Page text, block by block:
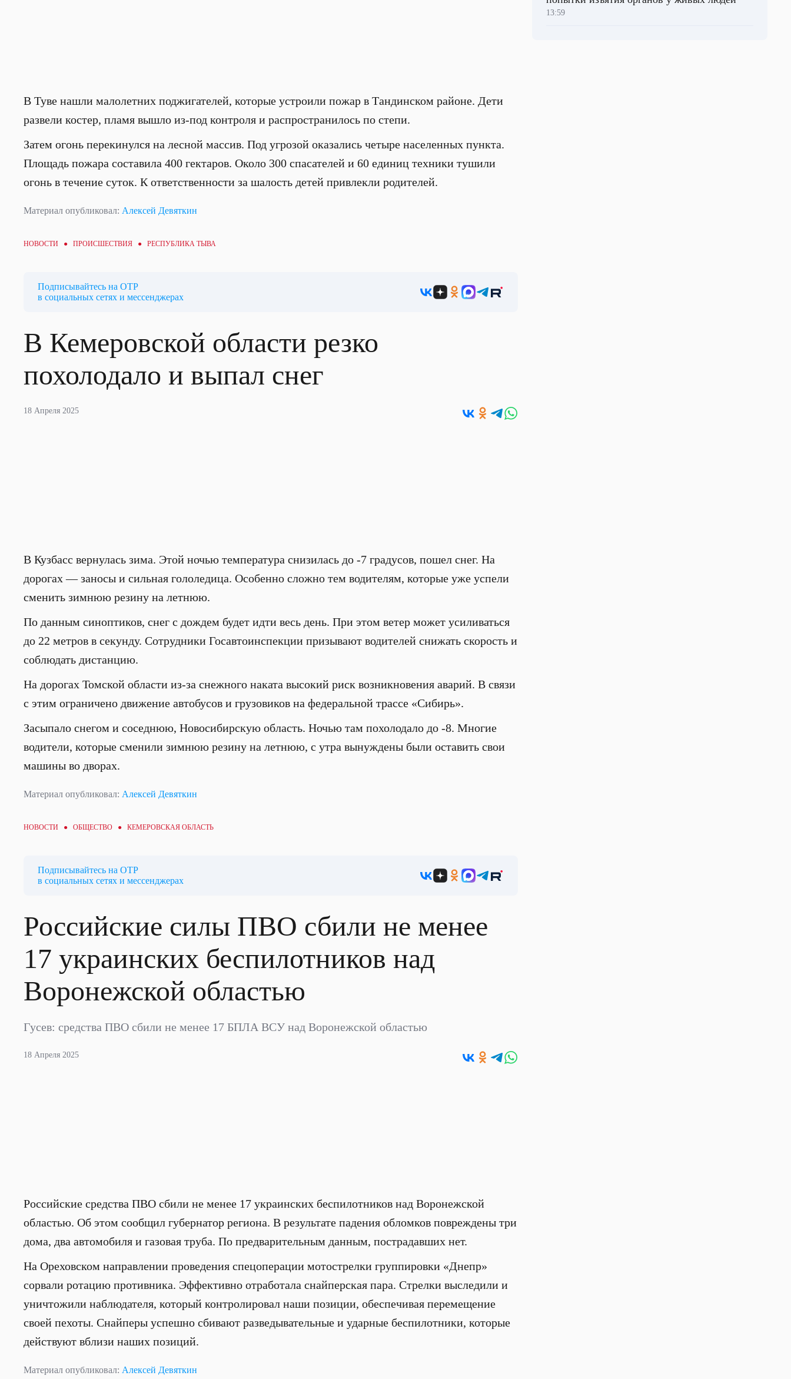
В Туве нашли малолетних поджигателей, которые устроили пожар в Тандинском районе. Дети
развели костер, пламя вышло из-под контроля и распространилось по степи.
Затем огонь перекинулся на лесной массив. Под угрозой оказались четыре населенных пункта.
Площадь пожара составила 400 гектаров. Около 300 спасателей и 60 единиц техники тушили
огонь в течение суток. К ответственности за шалость детей привлекли родителей.
Материал опубликовал: Алексей Девяткин
НОВОСТИ ● ПРОИСШЕСТВИЯ ● РЕСПУБЛИКА ТЫВА
Подписывайтесь на ОТР
в социальных сетях и мессенджерах
В Кемеровской области резко
похолодало и выпал снег
18 Апреля 2025
В Кузбасс вернулась зима. Этой ночью температура снизилась до -7 градусов, пошел снег. На
дорогах — заносы и сильная гололедица. Особенно сложно тем водителям, которые уже успели
сменить зимнюю резину на летнюю.
По данным синоптиков, снег с дождем будет идти весь день. При этом ветер может усиливаться
до 22 метров в секунду. Сотрудники Госавтоинспекции призывают водителей снижать скорость и
соблюдать дистанцию.
На дорогах Томской области из-за снежного наката высокий риск возникновения аварий. В связи
с этим ограничено движение автобусов и грузовиков на федеральной трассе «Сибирь».
Засыпало снегом и соседнюю, Новосибирскую область. Ночью там похолодало до -8. Многие
водители, которые сменили зимнюю резину на летнюю, с утра вынуждены были оставить свои
машины во дворах.
Материал опубликовал: Алексей Девяткин
НОВОСТИ ● ОБЩЕСТВО ● КЕМЕРОВСКАЯ ОБЛАСТЬ
Подписывайтесь на ОТР
в социальных сетях и мессенджерах
Российские силы ПВО сбили не менее
17 украинских беспилотников над
Воронежской областью
Гусев: средства ПВО сбили не менее 17 БПЛА ВСУ над Воронежской областью
18 Апреля 2025
Российские средства ПВО сбили не менее 17 украинских беспилотников над Воронежской
областью. Об этом сообщил губернатор региона. В результате падения обломков повреждены три
дома, два автомобиля и газовая труба. По предварительным данным, пострадавших нет.
На Ореховском направлении проведения спецоперации мотострелки группировки «Днепр»
сорвали ротацию противника. Эффективно отработала снайперская пара. Стрелки выследили и
уничтожили наблюдателя, который контролировал наши позиции, обеспечивая перемещение
своей пехоты. Снайперы успешно сбивают разведывательные и ударные беспилотники, которые
действуют вблизи наших позиций.
Материал опубликовал: Алексей Девяткин
13:59